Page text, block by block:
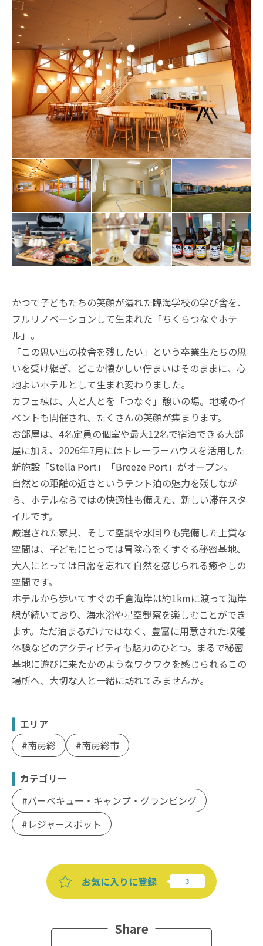
かつて子どもたちの笑顔が溢れた臨海学校の学び舎を、
フルリノベーションして生まれた「ちくらつなぐホテ
ル」。
「この思い出の校舎を残したい」という卒業生たちの思
いを受け継ぎ、どこか懐かしい佇まいはそのままに、心
地よいホテルとして生まれ変わりました。
カフェ棟は、人と人とを「つなぐ」憩いの場。地域のイ
ベントも開催され、たくさんの笑顔が集まります。
お部屋は、4名定員の個室や最大12名で宿泊できる大部
屋に加え、2026年7月にはトレーラーハウスを活用した
新施設「Stella Port」「Breeze Port」がオープン。
自然との距離の近さというテント泊の魅力を残しなが
ら、ホテルならではの快適性も備えた、新しい滞在スタ
イルです。
厳選された家具、そして空調や水回りも完備した上質な
空間は、子どもにとっては冒険心をくすぐる秘密基地、
大人にとっては日常を忘れて自然を感じられる癒やしの
空間です。
ホテルから歩いてすぐの千倉海岸は約1kmに渡って海岸
線が続いており、海水浴や星空観察を楽しむことができ
ます。ただ泊まるだけではなく、豊富に用意された収穫
体験などのアクティビティも魅力のひとつ。まるで秘密
基地に遊びに来たかのようなワクワクを感じられるこの
場所へ、大切な人と一緒に訪れてみませんか。
エリア
南房総
南房総市
カテゴリー
バーベキュー・キャンプ・グランピング
レジャースポット
お気に入りに登録
Share